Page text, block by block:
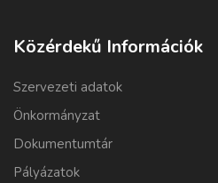
Közérdekű Információk
Szervezeti adatok
Önkormányzat
Dokumentumtár
Pályázatok